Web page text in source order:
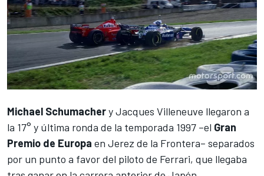
Michael SchumacheryJacques Villeneuve llegaron a
la 17° y última ronda de la temporada 1997 –el Gran
Premio de Europa en Jerez de la Frontera– separados
por un punto a favor del piloto de Ferrari, que llegaba